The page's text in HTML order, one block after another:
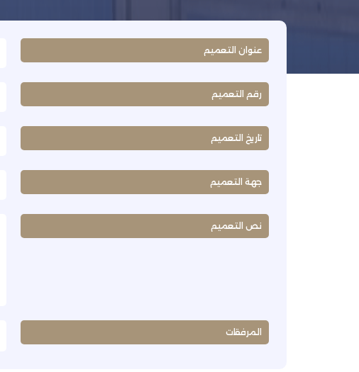
عنوان التعميم
رقم التعميم
تاريخ التعميم
جهة التعميم
نص التعميم
المرفقات